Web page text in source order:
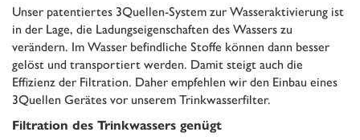
Unser patentiertes 3Quellen-System zur Wasseraktivierung ist
in der Lage, die Ladungseigenschaften des Wassers zu
verändern. Im Wasser befindliche Stoffe können dann besser
gelöst und transportiert werden. Damit steigt auch die
Effizienz der Filtration. Daher empfehlen wir den Einbau eines
3Quellen Gerätes vor unserem Trinkwasserfilter.
Filtration des Trinkwassers genügt